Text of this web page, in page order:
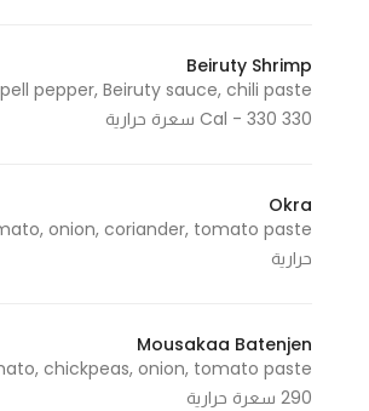
Beiruty Shrimp
330 Cal - 330 سعرة حرارية
Okra
حرارية
Mousakaa Batenjen
290 سعرة حرارية